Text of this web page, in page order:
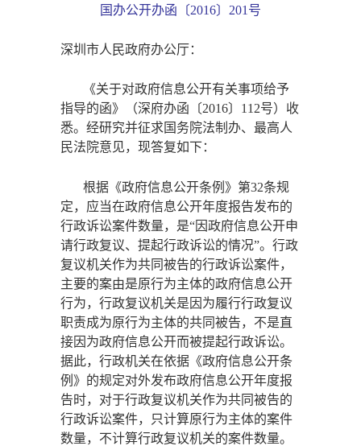
国办公开办函〔2016〕201号
深圳市人民政府办公厅：
《关于对政府信息公开有关事项给予
指导的函》（深府办函〔2016〕112号）收
悉。经研究并征求国务院法制办、最高人
民法院意见，现答复如下：
根据《政府信息公开条例》第32条规
定，应当在政府信息公开年度报告发布的
行政诉讼案件数量，是“因政府信息公开申
请行政复议、提起行政诉讼的情况”。行政
复议机关作为共同被告的行政诉讼案件，
主要的案由是原行为主体的政府信息公开
行为，行政复议机关是因为履行行政复议
职责成为原行为主体的共同被告，不是直
接因为政府信息公开而被提起行政诉讼。
据此，行政机关在依据《政府信息公开条
例》的规定对外发布政府信息公开年度报
告时，对于行政复议机关作为共同被告的
行政诉讼案件，只计算原行为主体的案件
数量，不计算行政复议机关的案件数量。